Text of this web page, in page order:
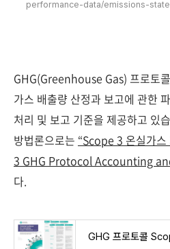
performance-data/emissions-
GHG(Greenhouse Gas) 프로토
가스 배출량 산정과 보고에 관한
처리 및 보고 기준을 제공하고 있
방법론으로는 “Scope 3 온실가
3 GHG Protocol Accounting
다.
GHG 프로토콜